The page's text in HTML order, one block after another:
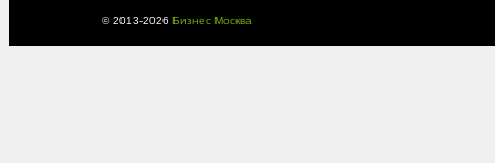
© 2013-2026 Бизнес Москва